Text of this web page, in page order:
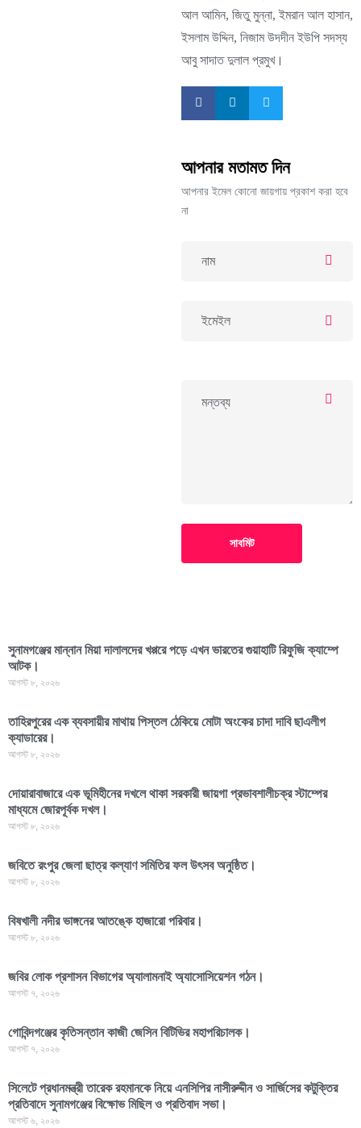
আল আমিন, জিতু মুন্না, ইমরান আল হাসান,
ইসলাম উদ্দিন, নিজাম উদদীন ইউপি সদস্য
আবু সাদাত দুলাল প্রমুখ।
আপনার মতামত দিন
আপনার ইমেল কোনো জায়গায় প্রকাশ করা হবে
না
সাবমিট
সুনামগঞ্জের মান্নান মিয়া দালালদের খপ্পরে পড়ে এখন ভারতের গুয়াহাটি রিফুজি ক্যাম্পে
আটক।
আগস্ট ৮, ২০২৬
তাহিরপুরের এক ব্যবসায়ীর মাথায় পিস্তল ঠেকিয়ে মোটা অংকের চাদা দাবি ছাএলীগ
ক্যাডারের।
আগস্ট ৮, ২০২৬
দোয়ারাবাজারে এক ভূমিহীনের দখলে থাকা সরকারী জায়গা প্রভাবশালীচক্র স্টাম্পের
মাধ্যমে জোরপূর্বক দখল।
আগস্ট ৮, ২০২৬
জবিতে রংপুর জেলা ছাত্র কল্যাণ সমিতির ফল উৎসব অনুষ্ঠিত।
আগস্ট ৮, ২০২৬
বিষখালী নদীর ভাঙ্গনের আতঙ্কে হাজারো পরিবার।
আগস্ট ৮, ২০২৬
জবির লোক প্রশাসন বিভাগের অ্যালামনাই অ্যাসোসিয়েশন গঠন।
আগস্ট ৭, ২০২৬
গোবিন্দগঞ্জের কৃতিসন্তান কাজী জেসিন বিটিভির মহাপরিচালক।
আগস্ট ৭, ২০২৬
সিলেটে প্রধানমন্ত্রী তারেক রহমানকে নিয়ে এনসিপির নাসীরুদ্দীন ও সার্জিসের কটুক্তির
প্রতিবাদে সুনামগঞ্জের বিক্ষোভ মিছিল ও প্রতিবাদ সভা।
আগস্ট ৬, ২০২৬